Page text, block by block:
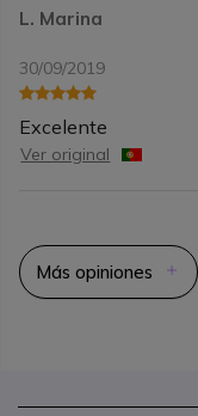
L. Marina
30/09/2019
Excelente
Ver original
Más opiniones